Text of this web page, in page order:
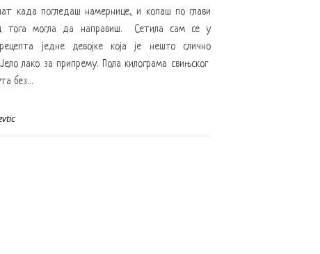
када погледаш намернице, и копаш по глави
тога могла да направиш. Сетила сам се у
једне девојке која је нешто слично
лако за припрему. Пола килограма свињског
без…